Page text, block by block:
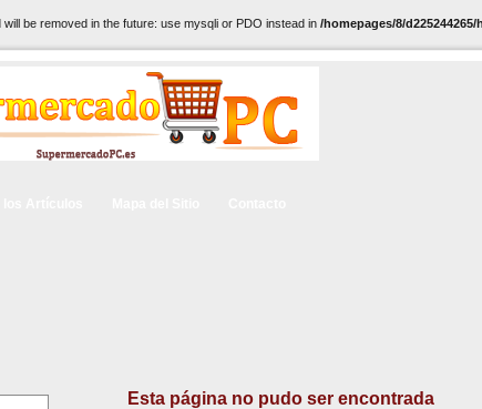
be removed in the future: use mysqli or PDO instead in /homepages/8/
Esta página no pudo ser encontrada